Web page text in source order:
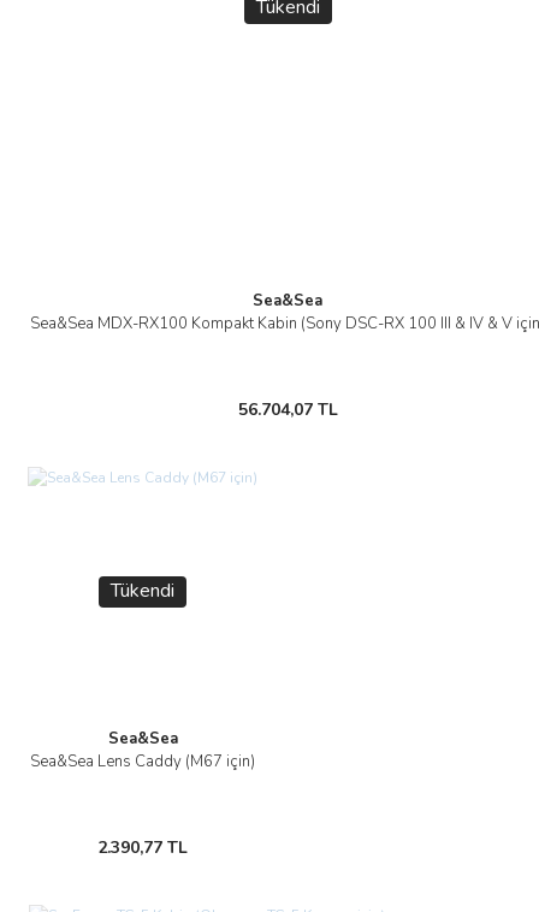
Tükendi
Sea&Sea
Sea&Sea MDX-RX100 Kompakt Kabin (Sony DSC-RX 100 III & IV & V
56.704,07 TL
Tükendi
Sea&Sea
Sea&Sea Lens Caddy (M67 için)
2.390,77 TL